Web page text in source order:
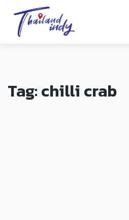
Tag:chilli crab